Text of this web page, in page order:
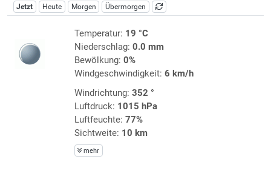
Jetzt Heute Morgen Übermorgen
Temperatur: 19 °C
Niederschlag: 0.0 mm
Bewölkung: 0%
Windgeschwindigkeit: 6 km/h
Windrichtung: 352 °
Luftdruck: 1015 hPa
Luftfeuchte: 77%
Sichtweite: 10 km
mehr